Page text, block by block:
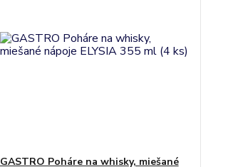
GASTRO Poháre na whisky, miešané